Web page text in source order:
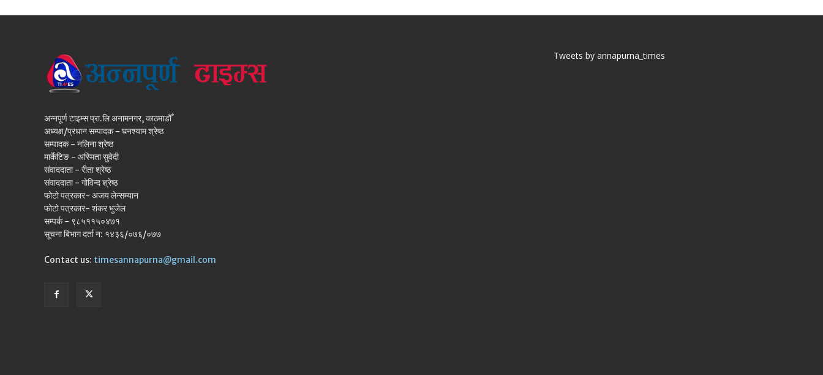
अन्नपूर्ण टाइम्स प्रा.लि अनामनगर, काठमाडौँ
अध्यक्ष/प्रधान सम्पादक - घनश्याम श्रेष्ठ
सम्पादक - नलिना श्रेष्ठ
मार्केटिङ - अस्मिता सुवेदी
संवाददाता - रीता श्रेष्ठ
संवाददाता - गोविन्द श्रेष्ठ
फोटो पत्रकार- अजय लेन्सम्यान
फोटो पत्रकार- शंकर भुजेल
सम्पर्क - ९८५११५०४७१
सूचना बिभाग दर्ता न: १४३६/०७६/०७७
Contact us: timesannapurna@gmail.com
Tweets by annapurna_times